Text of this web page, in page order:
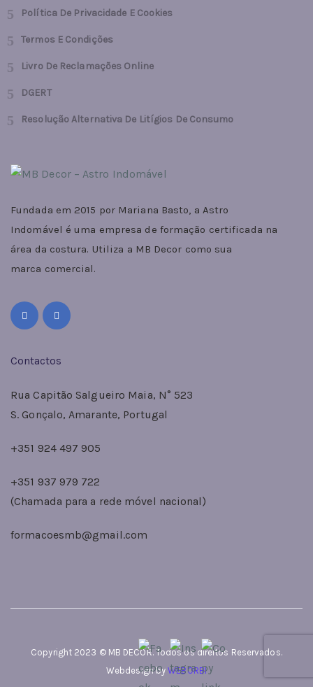
Política De Privacidade E Cookies
Termos E Condições
Livro De Reclamações Online
DGERT
Resolução Alternativa De Litígios De Consumo
Fundada em 2015 por Mariana Basto, a Astro
Indomável é uma empresa de formação certificada na
área da costura. Utiliza a MB Decor como sua
marca comercial.
Contactos
Rua Capitão Salgueiro Maia, N° 523
S. Gonçalo, Amarante, Portugal
+351 924 497 905
+351 937 979 722
(Chamada para a rede móvel nacional)
formacoesmb@gmail.com
Copyright 2023 © MB DECOR. Todos os direitos Reservados.
Webdesign byWEBORBI